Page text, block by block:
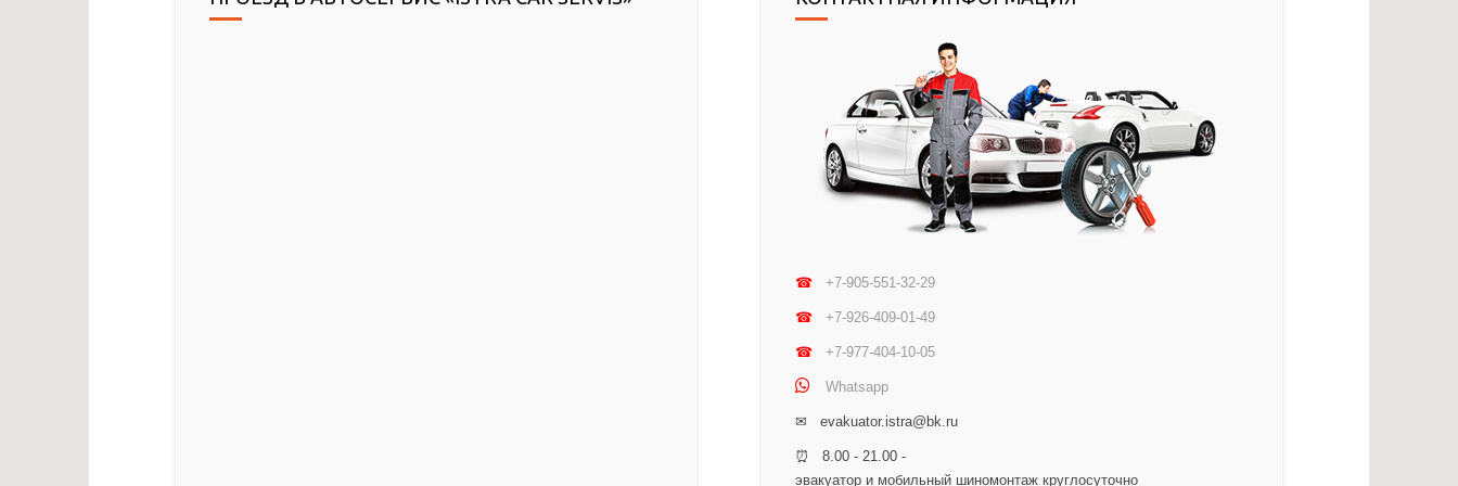
☎ +7-905-551-32-29
☎ +7-926-409-01-49
☎ +7-977-404-10-05
Whatsapp
✉ evakuator.istra@bk.ru
⏰ 8.00 - 21.00 -
эвакуатор и мобильный шиномонтаж круглосуточно